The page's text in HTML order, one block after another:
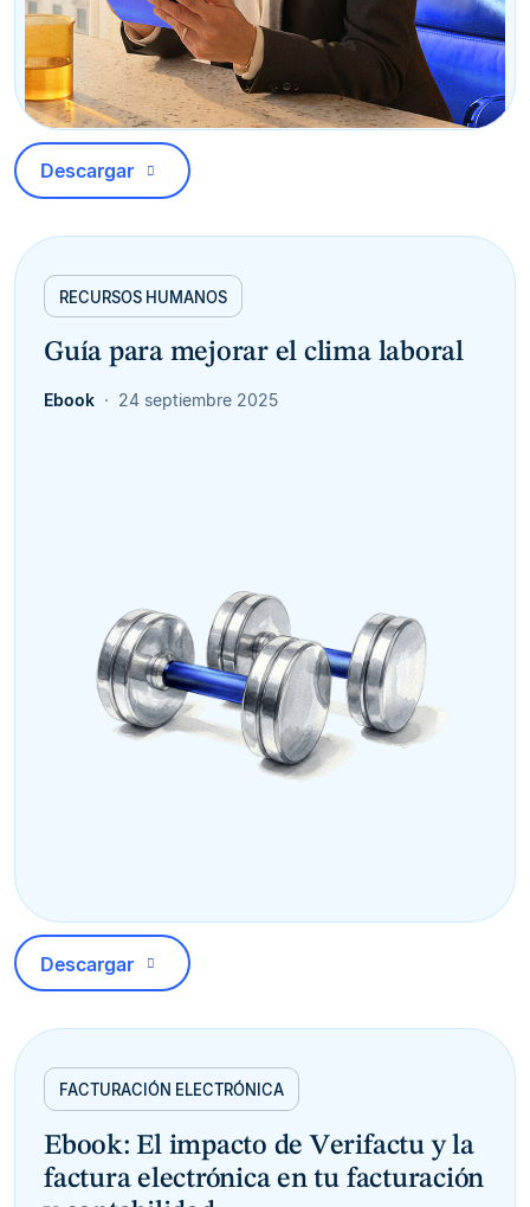
Descargar
RECURSOS HUMANOS
Guía para mejorar el clima laboral
Ebook 24 septiembre 2025
Descargar
FACTURACIÓN ELECTRÓNICA
Ebook: El impacto de Verifactu y la
factura electrónica en tu facturación